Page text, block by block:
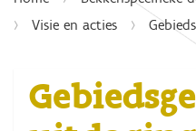
Visie en acties